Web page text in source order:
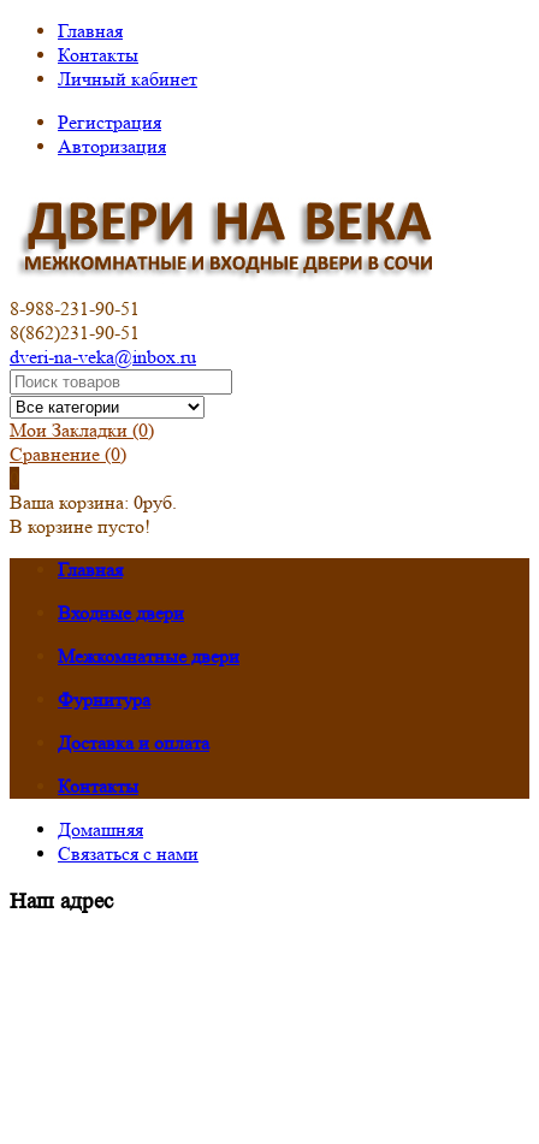
Главная
Контакты
Личный кабинет
Регистрация
Авторизация
8-988-231-90-51
8(862)231-90-51
dveri-na-veka@inbox.ru
Мои Закладки (0)
Сравнение (0)
Ваша корзина: 0руб.
В корзине пусто!
Главная
Входные двери
Межкомнатные двери
Фурнитура
Доставка и оплата
Контакты
Домашняя
Связаться с нами
Наш адрес